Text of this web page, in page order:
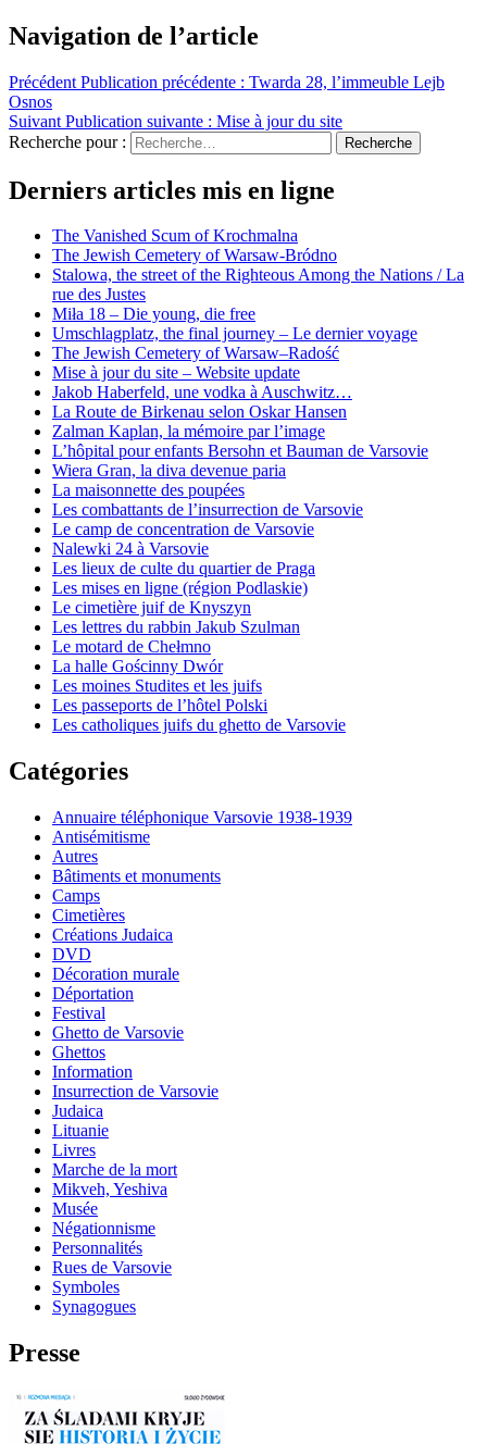
Navigation de l’article
Précédent Publication précédente : Twarda 28, l’immeuble Lejb
Osnos
Suivant Publication suivante : Mise à jour du site
Recherche pour :
Recherche
Derniers articles mis en ligne
The Vanished Scum of Krochmalna
The Jewish Cemetery of Warsaw-Bródno
Stalowa, the street of the Righteous Among the Nations / La
rue des Justes
Miła 18 – Die young, die free
Umschlagplatz, the final journey – Le dernier voyage
The Jewish Cemetery of Warsaw–Radość
Mise à jour du site – Website update
Jakob Haberfeld, une vodka à Auschwitz…
La Route de Birkenau selon Oskar Hansen
Zalman Kaplan, la mémoire par l’image
L’hôpital pour enfants Bersohn et Bauman de Varsovie
Wiera Gran, la diva devenue paria
La maisonnette des poupées
Les combattants de l’insurrection de Varsovie
Le camp de concentration de Varsovie
Nalewki 24 à Varsovie
Les lieux de culte du quartier de Praga
Les mises en ligne (région Podlaskie)
Le cimetière juif de Knyszyn
Les lettres du rabbin Jakub Szulman
Le motard de Chełmno
La halle Gościnny Dwór
Les moines Studites et les juifs
Les passeports de l’hôtel Polski
Les catholiques juifs du ghetto de Varsovie
Catégories
Annuaire téléphonique Varsovie 1938-1939
Antisémitisme
Autres
Bâtiments et monuments
Camps
Cimetières
Créations Judaica
DVD
Décoration murale
Déportation
Festival
Ghetto de Varsovie
Ghettos
Information
Insurrection de Varsovie
Judaica
Lituanie
Livres
Marche de la mort
Mikveh, Yeshiva
Musée
Négationnisme
Personnalités
Rues de Varsovie
Symboles
Synagogues
Presse